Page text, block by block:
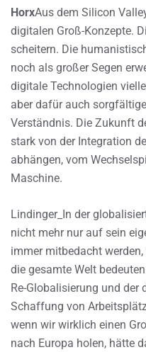
HorxAus dem Silicon
digitalen Groß-Konzepte.
scheitern. Die
noch als großer Segen
digitale Technologien
aber dafür auch
Verständnis. Die Zukunft
stark von der Integration
abhängen, vom
Maschine.
Lindinger_In der
nicht mehr nur auf sein
immer mitbedacht
die gesamte Welt
Re-Globalisierung und der
Schaffung von
wenn wir wirklich einen
nach Europa holen, hätte